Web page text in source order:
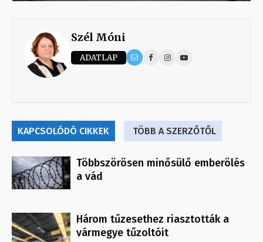
Szél Móni
ADATLAP
KAPCSOLÓDÓ CIKKEK TÖBB A SZERZŐTŐL
Többszörösen minősülő emberölés
a vád
Három tűzesethez riasztották a
vármegye tűzoltóit